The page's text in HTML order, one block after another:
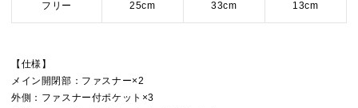
フリー 25cm 33cm 13cm
【仕様】
メイン開閉部：ファスナー×2
外側：ファスナー付ポケット×3